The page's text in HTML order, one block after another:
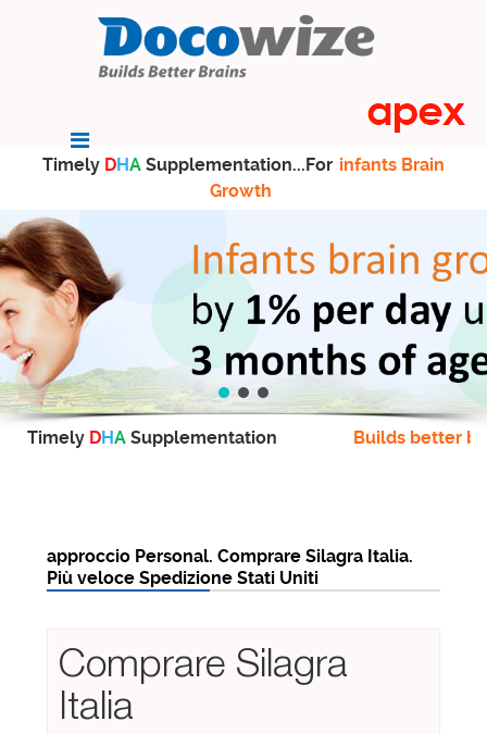
Timely DHA Supplementation...For infants Brain
Growth
Timely DHA Supplementation Builds better
approccio Personal. Comprare Silagra Italia.
Più veloce Spedizione Stati Uniti
Comprare Silagra
Italia